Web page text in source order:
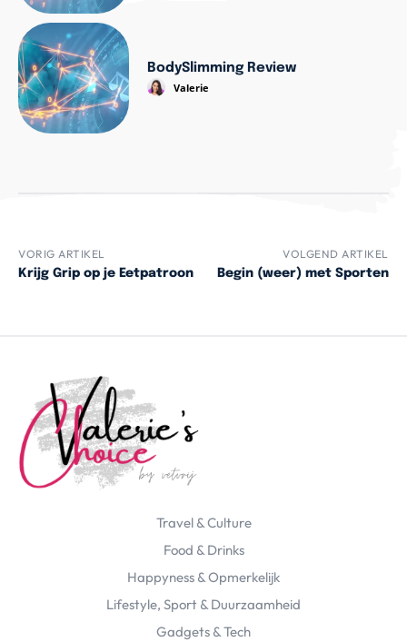
BodySlimming Review
Valerie
VORIG ARTIKEL
Krijg Grip op je Eetpatroon
VOLGEND ARTIKEL
Begin (weer) met Sporten
Travel & Culture
Food & Drinks
Happyness & Opmerkelijk
Lifestyle, Sport & Duurzaamheid
Gadgets & Tech